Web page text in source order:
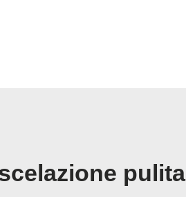
pulita